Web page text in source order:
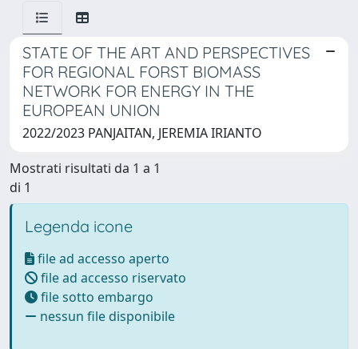
STATE OF THE ART AND PERSPECTIVES
FOR REGIONAL FORST BIOMASS
NETWORK FOR ENERGY IN THE
EUROPEAN UNION
2022/2023 PANJAITAN, JEREMIA IRIANTO
Mostrati risultati da 1 a 1
di 1
Legenda icone
file ad accesso aperto
file ad accesso riservato
file sotto embargo
nessun file disponibile